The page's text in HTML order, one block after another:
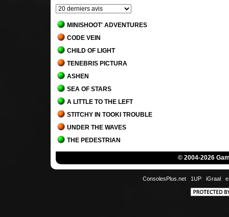
MINISHOOT' ADVENTURES
CODE VEIN
CHILD OF LIGHT
TENEBRIS PICTURA
ASHEN
SEA OF STARS
A LITTLE TO THE LEFT
STITCHY IN TOOKI TROUBLE
UNDER THE WAVES
THE PEDESTRIAN
BLADES OF FIRE
THE LAST ORICRU
SEKIRO - SHADOWS DIE TWICE
© 2004-2026
ConsolesPlus.net 1UP iGraal